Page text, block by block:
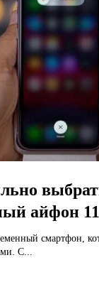
айфон 11
смартфон,
С...